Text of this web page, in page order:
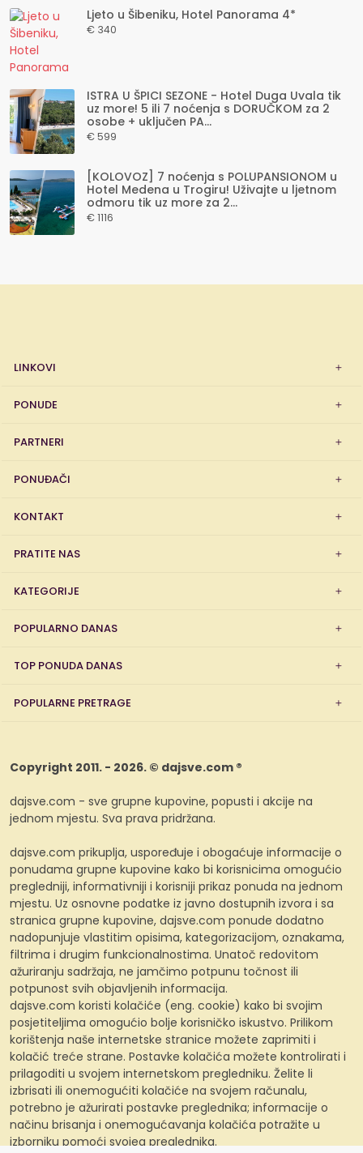
Ljeto u Šibeniku, Hotel Panorama 4*
€ 340
ISTRA U ŠPICI SEZONE - Hotel Duga Uvala tik
uz more! 5 ili 7 noćenja s DORUČKOM za 2
osobe + uključen PA...
€ 599
[KOLOVOZ] 7 noćenja s POLUPANSIONOM u
Hotel Medena u Trogiru! Uživajte u ljetnom
odmoru tik uz more za 2...
€ 1116
LINKOVI
PONUDE
PARTNERI
PONUĐAČI
KONTAKT
PRATITE NAS
KATEGORIJE
POPULARNO DANAS
TOP PONUDA DANAS
POPULARNE PRETRAGE
Copyright 2011. - 2026. © dajsve.com ®
dajsve.com - sve grupne kupovine, popusti i akcije na
jednom mjestu. Sva prava pridržana.
dajsve.com prikuplja, uspoređuje i obogaćuje informacije o
ponudama grupne kupovine kako bi korisnicima omogućio
pregledniji, informativniji i korisniji prikaz ponuda na jednom
mjestu. Uz osnovne podatke iz javno dostupnih izvora i sa
stranica grupne kupovine, dajsve.com ponude dodatno
nadopunjuje vlastitim opisima, kategorizacijom, oznakama,
filtrima i drugim funkcionalnostima. Unatoč redovitom
ažuriranju sadržaja, ne jamčimo potpunu točnost ili
potpunost svih objavljenih informacija.
dajsve.com koristi kolačiće (eng. cookie) kako bi svojim
posjetiteljima omogućio bolje korisničko iskustvo. Prilikom
korištenja naše internetske stranice možete zaprimiti i
kolačić treće strane. Postavke kolačića možete kontrolirati i
prilagoditi u svojem internetskom pregledniku. Želite li
izbrisati ili onemogućiti kolačiće na svojem računalu,
potrebno je ažurirati postavke preglednika; informacije o
načinu brisanja i onemogućavanja kolačića potražite u
izborniku pomoći svojeg preglednika.